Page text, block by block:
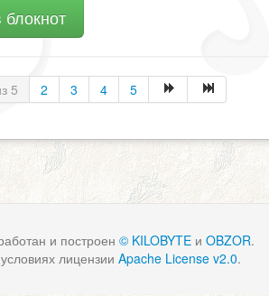
блокнот
5 2 3 4 5
и построен © KILOBYTEи OBZOR.
лицензии Apache License v2.0.